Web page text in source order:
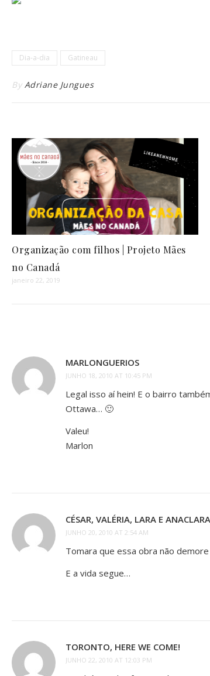
Dia-a-dia Gatineau
By Adriane Jungues
Organização com filhos | Projeto Mães
no Canadá
janeiro 22, 2019
MARLONGUERIOS
JUNHO 18, 2010 AT 10:45 PM
Legal isso aí hein! E o bairro
Ottawa… 🙂
Valeu!
Marlon
CÉSAR, VALÉRIA, LARA E ANACLARA
JUNHO 20, 2010 AT 2:54 AM
Tomara que essa obra não
E a vida segue…
TORONTO, HERE WE COME!
JUNHO 22, 2010 AT 12:03 PM